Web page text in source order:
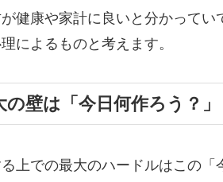
健康や家計に良いと分かって
によるものと考えます。
の壁は「今日何作ろう？」
上での最大のハードルはこの